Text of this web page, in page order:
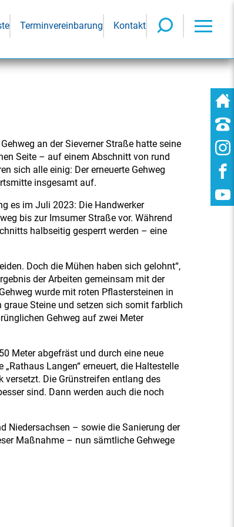
Terminvereinbarung Kontakt
an der Sieverner Straße hatte seine
Seite – auf einem Abschnitt von rund
sich alle einig: Der erneuerte Gehweg
insgesamt auf.
es im Juli 2023: Die Handwerker
bis zur Imsumer Straße vor. Während
halbseitig gesperrt werden – eine
Doch die Mühen haben sich gelohnt“,
der Arbeiten gemeinsam mit der
wurde mit roten Pflastersteinen in
Steine und setzen sich somit farblich
Gehweg auf zwei Meter
Meter abgefräst und durch eine neue
Langen“ erneuert, die Haltestelle
versetzt. Die Grünstreifen entlang des
sind. Dann werden auch die noch
Niedersachsen – sowie die Sanierung der
Maßnahme – nun sämtliche Gehwege